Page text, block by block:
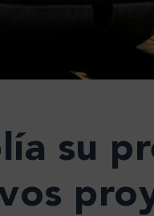
su